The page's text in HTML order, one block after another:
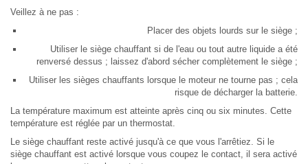
Veillez à ne pas :
Placer des objets lourds sur le siège ;
Utiliser le siège chauffant si de l'eau ou tout autre liquide a été
renversé dessus ; laissez d'abord sécher complètement le siège ;
Utiliser les sièges chauffants lorsque le moteur ne tourne pas ; cela
risque de décharger la batterie.
La température maximum est atteinte après cinq ou six minutes. Cette
température est réglée par un thermostat.
Le siège chauffant reste activé jusqu'à ce que vous l'arrêtiez. Si le
siège chauffant est activé lorsque vous coupez le contact, il sera activé